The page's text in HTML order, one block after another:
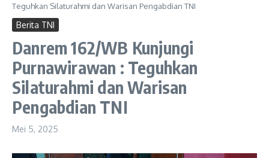
Teguhkan Silaturahmi dan Warisan Pengabdian TNI
Berita TNI
Danrem 162/WB Kunjungi
Purnawirawan : Teguhkan
Silaturahmi dan Warisan
Pengabdian TNI
Mei 5, 2025